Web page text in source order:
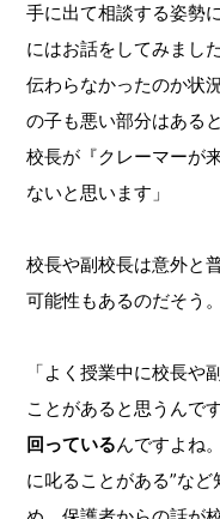
手に出て相談する姿勢
にはお話をしてみまし
伝わらなかったのか状
の子も悪い部分はある
校長が『クレーマーが
ないと思います」
校長や副校長は意外と
可能性もあるのだそう。
「よく授業中に校長や
ことがあると思うんで
回っているんですよね
に叱ることがある”な